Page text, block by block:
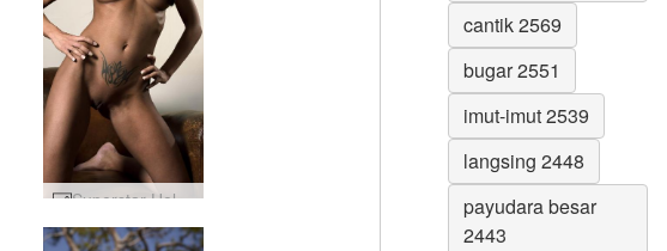
Superstar Helena Karel #31
cantik 2569
bugar 2551
imut-imut 2539
langsing 2448
payudara besar
2443